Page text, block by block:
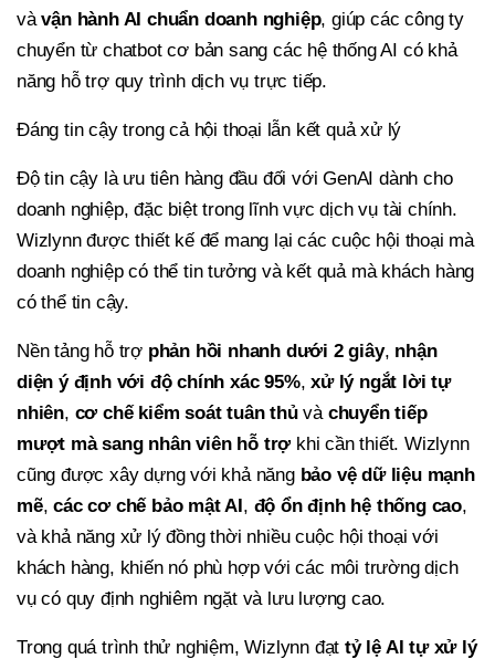
vàvận hành AI chuẩn doanh nghiệp, giúp các công ty
chuyển từ chatbot cơ bản sang các hệ thống AI có khả
năng hỗ trợ quy trình dịch vụ trực tiếp.
Đáng tin cậy trong cả hội thoại lẫn kết quả xử lý
Độ tin cậy là ưu tiên hàng đầu đối với GenAI dành cho
doanh nghiệp, đặc biệt trong lĩnh vực dịch vụ tài chính.
Wizlynn được thiết kế để mang lại các cuộc hội thoại mà
doanh nghiệp có thể tin tưởng và kết quả mà khách hàng
có thể tin cậy.
Nền tảng hỗ trợ phản hồi nhanh dưới 2 giây, nhận
diện ý định với độ chính xác 95%,xử lý ngắt lời tự
nhiên, cơ chế kiểm soát tuân thủvà chuyển tiếp
mượt mà sang nhân viên hỗ trợkhi cần thiết. Wizlynn
cũng được xây dựng với khả năng bảo vệ dữ liệu mạnh
mẽ,các cơ chế bảo mật AI, độ ổn định hệ thống cao,
và khả năng xử lý đồng thời nhiều cuộc hội thoại với
khách hàng, khiến nó phù hợp với các môi trường dịch
vụ có quy định nghiêm ngặt và lưu lượng cao.
Trong quá trình thử nghiệm, Wizlynn đạt tỷ lệ AI tự xử lý